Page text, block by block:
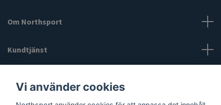
Om Northsport
Kundtjänst
Vi använder cookies